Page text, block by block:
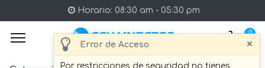
Error de Acceso ×
Por restricciones de seguridad no tienes
Horario: 08:30 am - 05:30 pm
0